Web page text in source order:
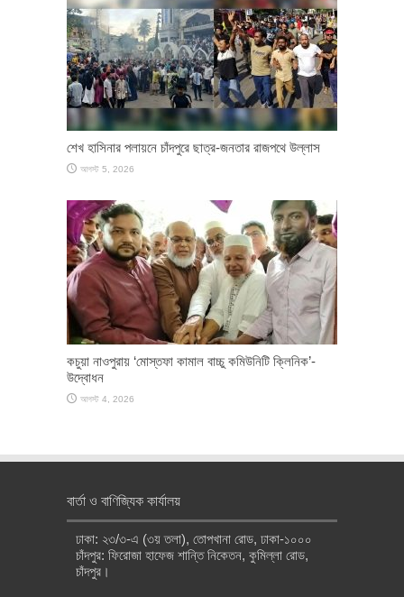
শেখ হাসিনার পলায়নে চাঁদপুরে ছাত্র-জনতার রাজপথে উল্লাস
আগস্ট 5, 2026
কচুয়া নাওপুরায় ‘মোস্তফা কামাল বাচ্চু কমিউনিটি ক্লিনিক’-
উদ্বোধন
আগস্ট 4, 2026
বার্তা ও বাণিজ্যিক কার্যালয়
ঢাকা: ২৩/৩-এ (৩য় তলা), তোপখানা রোড, ঢাকা-১০০০
চাঁদপুর: ফিরোজা হাফেজ শান্তি নিকেতন, কুমিল্লা রোড,
চাঁদপুর।